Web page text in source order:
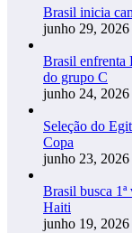
Brasil inicia
junho 29, 2026
Brasil enfrenta
do grupo C
junho 24, 2026
Seleção do
Copa
junho 23, 2026
Brasil busca
Haiti
junho 19, 2026